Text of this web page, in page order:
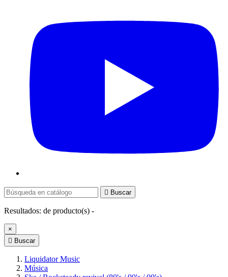
 Buscar
Resultados: de producto(s) -
×
 Buscar
Liquidator Music
Música